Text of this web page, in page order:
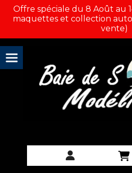
Offre spéciale du 8 Août au
maquettes et collection
vente)
Panneau de gestion des cookies